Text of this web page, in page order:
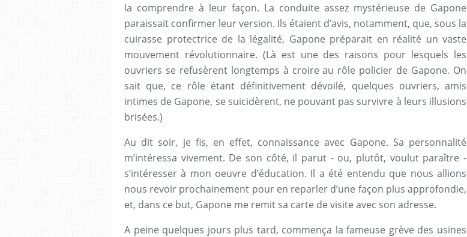
la comprendre à leur façon. La conduite assez mystérieuse de Gapone
paraissait confirmer leur version. Ils étaient d’avis, notamment, que, sous la
cuirasse protectrice de la légalité, Gapone préparait en réalité un vaste
mouvement révolutionnaire. (Là est une des raisons pour lesquels les
ouvriers se refusèrent longtemps à croire au rôle policier de Gapone. On
sait que, ce rôle étant définitivement dévoilé, quelques ouvriers, amis
intimes de Gapone, se suicidèrent, ne pouvant pas survivre à leurs illusions
brisées.)
Au dit soir, je fis, en effet, connaissance avec Gapone. Sa personnalité
m’intéressa vivement. De son côté, il parut - ou, plutôt, voulut paraître -
s’intéresser à mon oeuvre d’éducation. Il a été entendu que nous allions
nous revoir prochainement pour en reparler d’une façon plus approfondie,
et, dans ce but, Gapone me remit sa carte de visite avec son adresse.
A peine quelques jours plus tard, commença la fameuse grève des usines